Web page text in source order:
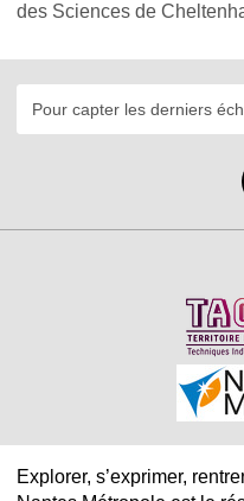
des Sciences de
Explorer, s’exprimer,